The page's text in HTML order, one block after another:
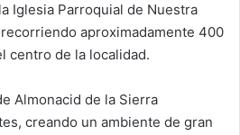
Iglesia Parroquial de Nuestra
aproximadamente 400
centro de la localidad.
Almonacid de la Sierra
creando un ambiente de gran